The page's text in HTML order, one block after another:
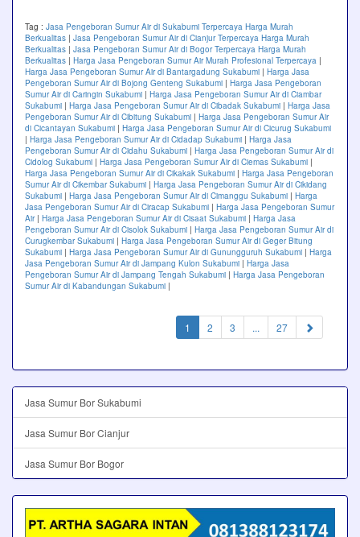
Tag : Jasa Pengeboran Sumur Air di Sukabumi Terpercaya Harga Murah
Berkualitas | Jasa Pengeboran Sumur Air di Cianjur Terpercaya Harga Murah
Berkualitas | Jasa Pengeboran Sumur Air di Bogor Terpercaya Harga Murah
Berkualitas | Harga Jasa Pengeboran Sumur Air Murah Profesional Terpercaya |
Harga Jasa Pengeboran Sumur Air di Bantargadung Sukabumi | Harga Jasa
Pengeboran Sumur Air di Bojong Genteng Sukabumi | Harga Jasa Pengeboran
Sumur Air di Caringin Sukabumi | Harga Jasa Pengeboran Sumur Air di Ciambar
Sukabumi | Harga Jasa Pengeboran Sumur Air di Cibadak Sukabumi | Harga Jasa
Pengeboran Sumur Air di Cibitung Sukabumi | Harga Jasa Pengeboran Sumur Air
di Cicantayan Sukabumi | Harga Jasa Pengeboran Sumur Air di Cicurug Sukabumi
| Harga Jasa Pengeboran Sumur Air di Cidadap Sukabumi | Harga Jasa
Pengeboran Sumur Air di Cidahu Sukabumi | Harga Jasa Pengeboran Sumur Air di
Cidolog Sukabumi | Harga Jasa Pengeboran Sumur Air di Ciemas Sukabumi |
Harga Jasa Pengeboran Sumur Air di Cikakak Sukabumi | Harga Jasa Pengeboran
Sumur Air di Cikembar Sukabumi | Harga Jasa Pengeboran Sumur Air di Cikidang
Sukabumi | Harga Jasa Pengeboran Sumur Air di Cimanggu Sukabumi | Harga
Jasa Pengeboran Sumur Air di Ciracap Sukabumi | Harga Jasa Pengeboran Sumur
Air| Harga Jasa Pengeboran Sumur Air di Cisaat Sukabumi | Harga Jasa
Pengeboran Sumur Air di Cisolok Sukabumi | Harga Jasa Pengeboran Sumur Air di
Curugkembar Sukabumi | Harga Jasa Pengeboran Sumur Air di Geger Bitung
Sukabumi | Harga Jasa Pengeboran Sumur Air di Gunungguruh Sukabumi | Harga
Jasa Pengeboran Sumur Air di Jampang Kulon Sukabumi | Harga Jasa
Pengeboran Sumur Air di Jampang Tengah Sukabumi | Harga Jasa Pengeboran
Sumur Air di Kabandungan Sukabumi |
1 (current)
2 3 ... 27
Jasa Sumur Bor Sukabumi
Jasa Sumur Bor Cianjur
Jasa Sumur Bor Bogor